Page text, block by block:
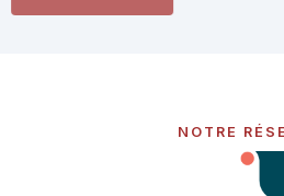
NOTRE